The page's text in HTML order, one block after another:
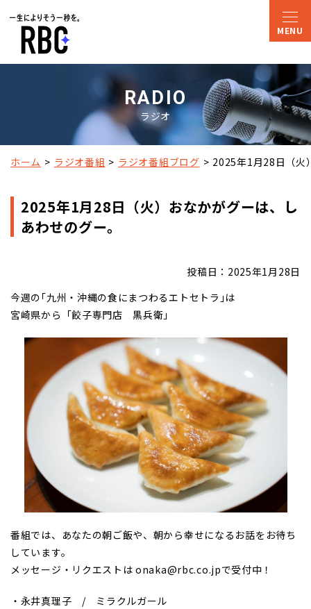
RADIO
ラジオ
ホーム ラジオ番組 ラジオ番組ブログ 2025年1月28日（火
2025年1月28日（火）おなかがグーは、し
あわせのグー。
投稿日：2025年1月28日
今週の｢九州・沖縄の食にまつわるエトセトラ｣は
宮崎県から「餃子専門店 黒兵衛」
番組では、あなたの朝ご飯や、朝から幸せになるお話をお待ち
しています。
メッセージ・リクエストは onaka@rbc.co.jpで受付中！
・永井真理子 / ミラクルガール